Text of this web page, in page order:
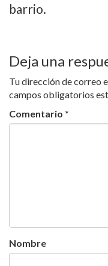
barrio.
Deja una
Tu dirección de correo
campos obligatorios
Comentario *
Nombre